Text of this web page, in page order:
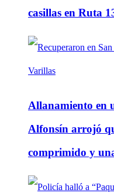
casillas en Ruta
Allanamiento en
Alfonsín arrojó
comprimido y